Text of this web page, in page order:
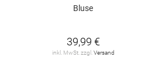
Bluse
39,99 €
inkl. MwSt. zzgl. Versand